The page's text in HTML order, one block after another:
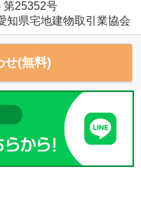
第25352号
知県宅地建物取引業協会
せ(無料)